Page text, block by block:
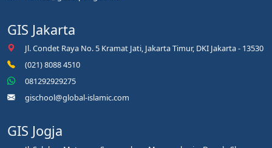
GIS Jakarta
Jl. Condet Raya No. 5 Kramat Jati, Jakarta Timur, DKI Jakarta - 13530
(021) 8088 4510
081292929275
gischool@global-islamic.com
GIS Jogja